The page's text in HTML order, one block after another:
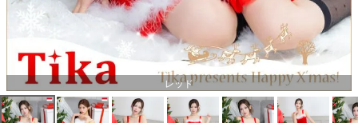
レッド